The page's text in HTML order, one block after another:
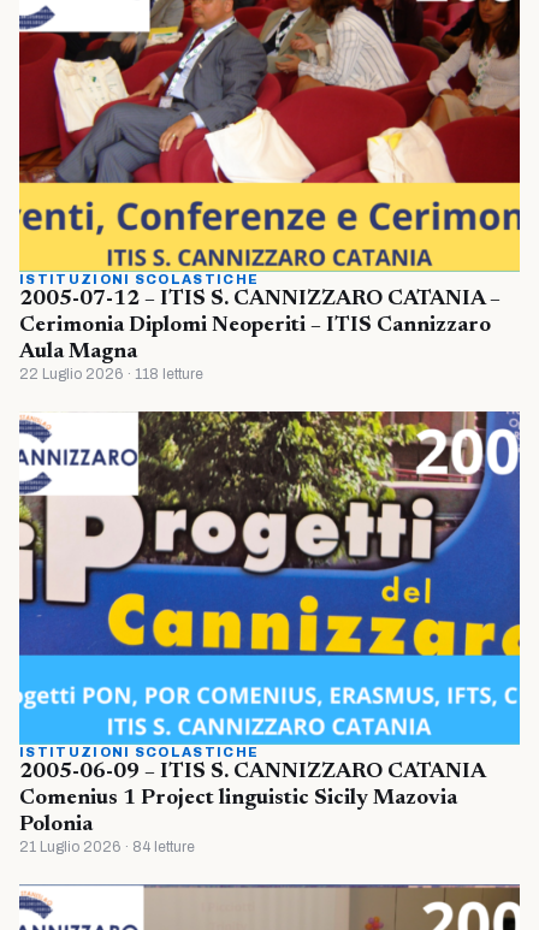
ISTITUZIONI SCOLASTICHE
2005-07-12 – ITIS S. CANNIZZARO CATANIA –
Cerimonia Diplomi Neoperiti – ITIS Cannizzaro
Aula Magna
22 Luglio 2026 · 118 letture
ISTITUZIONI SCOLASTICHE
2005-06-09 – ITIS S. CANNIZZARO CATANIA
Comenius 1 Project linguistic Sicily Mazovia
Polonia
21 Luglio 2026 · 84 letture